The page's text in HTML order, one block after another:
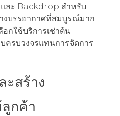
ละ Backdrop สำหรับ
งบรรยากาศที่สมบูรณ์มาก
กใช้บริการเช่าต้น
ครบวงจรแทนการจัดการ
ะสร้าง
กค้า